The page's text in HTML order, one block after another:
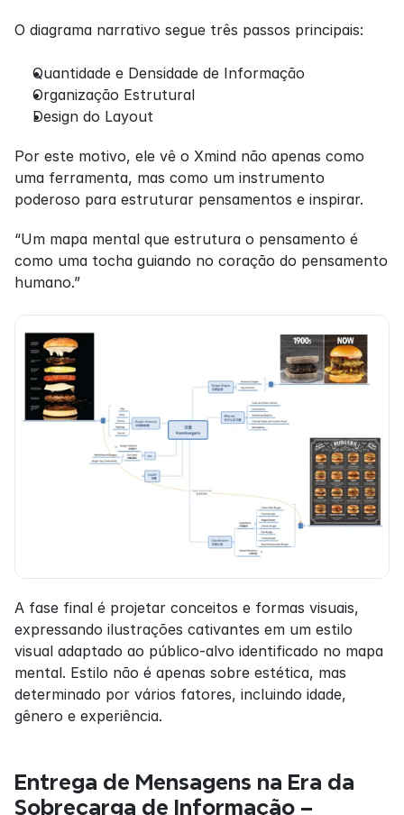
O diagrama narrativo segue três passos principais:
Quantidade e Densidade de Informação
Organização Estrutural
Design do Layout
Por este motivo, ele vê o Xmind não apenas como
uma ferramenta, mas como um instrumento
poderoso para estruturar pensamentos e inspirar.
“Um mapa mental que estrutura o pensamento é
como uma tocha guiando no coração do pensamento
humano.”
A fase final é projetar conceitos e formas visuais,
expressando ilustrações cativantes em um estilo
visual adaptado ao público-alvo identificado no mapa
mental. Estilo não é apenas sobre estética, mas
determinado por vários fatores, incluindo idade,
gênero e experiência.
Entrega de Mensagens na Era da
Sobrecarga de Informação –